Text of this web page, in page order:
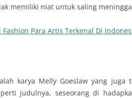
memiliki niat untuk saling
Fashion Para Artis Terkenal Di
karya Melly Goeslaw yang
judulnya, seseorang di